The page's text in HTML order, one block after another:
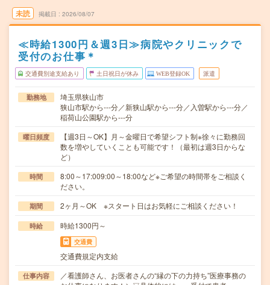
未読 掲載日 2026/08/07
≪時給1300円＆週3日≫病院やクリニックで
受付のお仕事＊
交通費別途支給あり 土日祝日が休み WEB登録OK 派遣
勤務地
埼玉県狭山市
狭山市駅から---分／新狭山駅から---分／入曽駅から---分／
稲荷山公園駅から---分
曜日頻度
【週3日～OK】月～金曜日で希望シフト制※徐々に勤務回
数を増やしていくことも可能です！（最初は週3日からな
ど）
時間
8:00～17:009:00～18:00など※ご希望の時間帯をご相談く
ださい。
期間 2ヶ月～OK ※スタート日はお気軽にご相談ください！
時給 時給1300円～
交通費
交通費規定内支給
仕事内容
／看護師さん、お医者さんの“縁の下の力持ち”医療事務の